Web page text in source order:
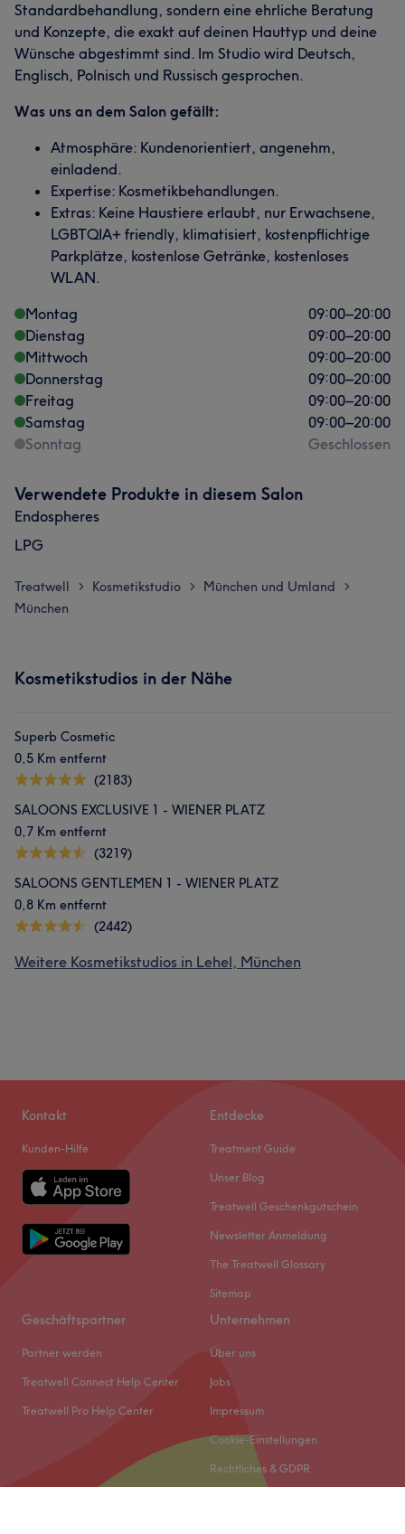
Standardbehandlung, sondern eine ehrliche Beratung
und Konzepte, die exakt auf deinen Hauttyp und deine
Wünsche abgestimmt sind. Im Studio wird Deutsch,
Englisch, Polnisch und Russisch gesprochen.
Was uns an dem Salon gefällt:
Atmosphäre: Kundenorientiert, angenehm,
einladend.
Expertise: Kosmetikbehandlungen.
Extras: Keine Haustiere erlaubt, nur Erwachsene,
LGBTQIA+ friendly, klimatisiert, kostenpflichtige
Parkplätze, kostenlose Getränke, kostenloses
WLAN.
Montag
09:00–20:00
Dienstag
09:00–20:00
Mittwoch
09:00–20:00
Donnerstag
09:00–20:00
Freitag
09:00–20:00
Samstag
09:00–20:00
Sonntag
Geschlossen
Verwendete Produkte in diesem Salon
Endospheres
LPG
Treatwell > Kosmetikstudio > München und Umland >
München
Kosmetikstudios in der Nähe
Superb Cosmetic
0,5 Km entfernt
(2183)
SALOONS EXCLUSIVE 1 - WIENER PLATZ
0,7 Km entfernt
(3219)
SALOONS GENTLEMEN 1 - WIENER PLATZ
0,8 Km entfernt
(2442)
Weitere Kosmetikstudios in Lehel, München
Kontakt
Kunden-Hilfe
Entdecke
Treatment Guide
Unser Blog
Treatwell Geschenkgutschein
Newsletter Anmeldung
The Treatwell Glossary
Sitemap
Geschäftspartner
Partner werden
Treatwell Connect Help Center
Treatwell Pro Help Center
Unternehmen
Über uns
Jobs
Impressum
Cookie-Einstellungen
Rechtliches & GDPR